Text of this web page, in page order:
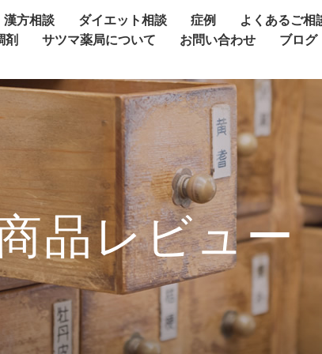
漢方相談 ダイエット相談 症例
よくあるご相
剤 サツマ薬局について お問い合わせ
ブログ
品レビュー